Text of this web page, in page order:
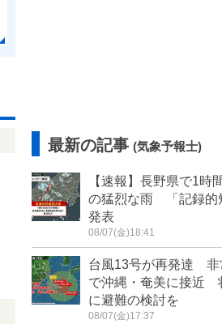
最新の記事 (気象予報士)
【速報】長野県で1時
の猛烈な雨 「記録的
発表
08/07(金)18:41
台風13号が再発達 非
で沖縄・奄美に接近
に避難の検討を
08/07(金)17:37